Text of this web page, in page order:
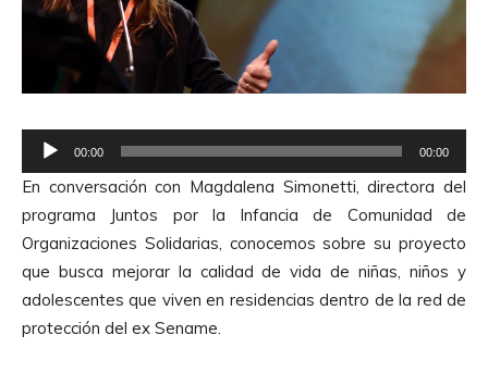
e
p
r
o
d
u
c
00:00 00:00
En conversación con Magdalena Simonetti, directora del
programa Juntos por la Infancia de Comunidad de
Organizaciones Solidarias, conocemos sobre su proyecto
que busca mejorar la calidad de vida de niñas, niños y
adolescentes que viven en residencias dentro de la red de
protección del ex Sename.